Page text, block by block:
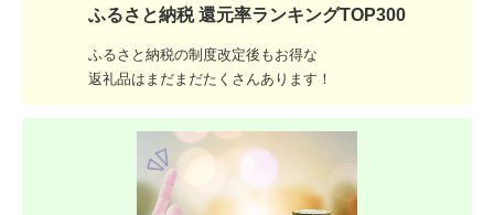
ふるさと納税 還元率ランキングTOP300
ふるさと納税の制度改定後もお得な
返礼品はまだまだたくさんあります！